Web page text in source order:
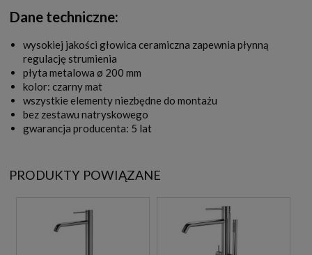
Dane techniczne:
wysokiej jakości głowica ceramiczna zapewnia płynną
regulację strumienia
płyta metalowa ø 200 mm
kolor: czarny mat
wszystkie elementy niezbędne do montażu
bez zestawu natryskowego
gwarancja producenta: 5 lat
PRODUKTY POWIĄZANE